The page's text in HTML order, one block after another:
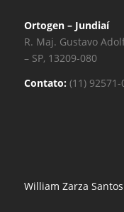
Ortogen – Jundiaí
R. Maj. Gustavo
– SP, 13209-080
Contato: (11) 92571-
William Zarza